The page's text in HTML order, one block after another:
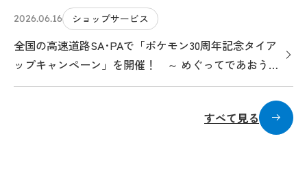
2026.06.16 ショップサービス
全国の高速道路SA･PAで「ポケモン30周年記念タイア
ップキャンペーン」を開催！ ～ めぐってであおう！
ポケモンサービスエリアのたび ～
すべて見る